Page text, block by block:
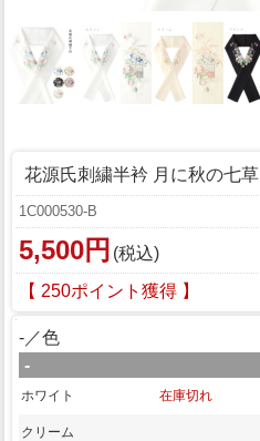
花源氏刺繍半衿 月に秋の七草
1C000530-B
5,500円 (税込)
【 250ポイント獲得 】
-／色
-
ホワイト 在庫切れ
クリーム